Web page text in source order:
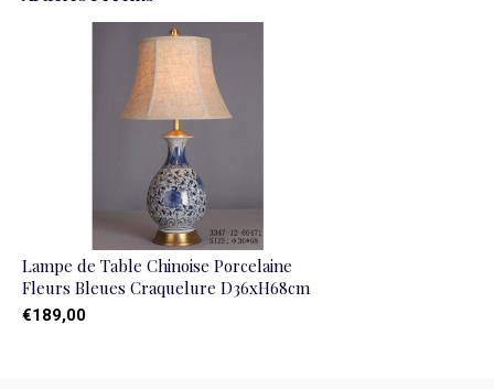
Lampe de Table Chinoise Porcelaine
Fleurs Bleues Craquelure D36xH68cm
€189,00